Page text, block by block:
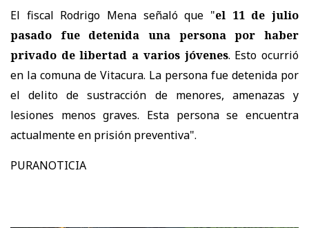
El fiscal Rodrigo Mena señaló que "el 11 de julio
pasado fue detenida una persona por haber
privado de libertad a varios jóvenes. Esto ocurrió
en la comuna de Vitacura. La persona fue detenida por
el delito de sustracción de menores, amenazas y
lesiones menos graves. Esta persona se encuentra
actualmente en prisión preventiva".
PURANOTICIA